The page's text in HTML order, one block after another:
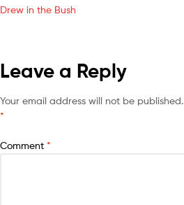
Drew in the Bush
Leave a Reply
Your email address will not be published.
*
Comment *